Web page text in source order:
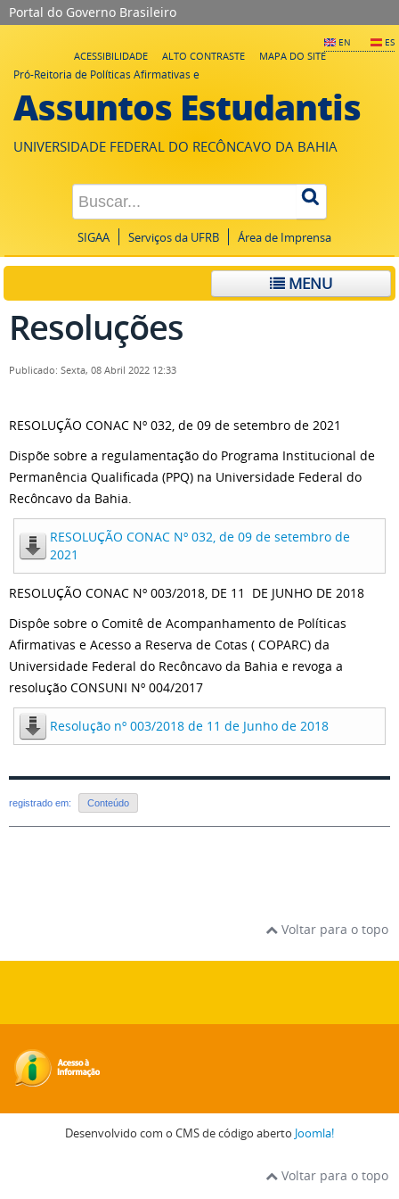
Portal do Governo Brasileiro
EN ES
ACESSIBILIDADE ALTO CONTRASTE
MAPA DO SITE
Pró-Reitoria de Políticas Afirmativas e
Assuntos Estudantis
UNIVERSIDADE FEDERAL DO RECÔNCAVO DA BAHIA
SIGAA Serviços da UFRB Área de Imprensa
MENU
Resoluções
Publicado: Sexta, 08 Abril 2022 12:33
RESOLUÇÃO CONAC Nº 032, de 09 de setembro de 2021
Dispõe sobre a regulamentação do Programa Institucional de
Permanência Qualificada (PPQ) na Universidade Federal do
Recôncavo da Bahia.
RESOLUÇÃO CONAC Nº 032, de 09 de setembro de
2021
RESOLUÇÃO CONAC Nº 003/2018, DE 11 DE JUNHO DE 2018
Dispôe sobre o Comitê de Acompanhamento de Políticas
Afirmativas e Acesso a Reserva de Cotas ( COPARC) da
Universidade Federal do Recôncavo da Bahia e revoga a
resolução CONSUNI Nº 004/2017
Resolução nº 003/2018 de 11 de Junho de 2018
registrado em: Conteúdo
Voltar para o topo
Desenvolvido com o CMS de código aberto Joomla!
Voltar para o topo